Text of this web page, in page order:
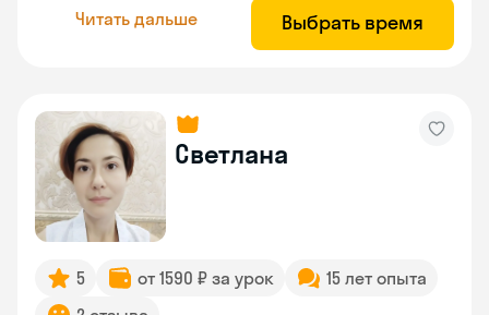
Читать дальше Выбрать время
Светлана
5 от 1590 ₽ за урок
15 лет опыта